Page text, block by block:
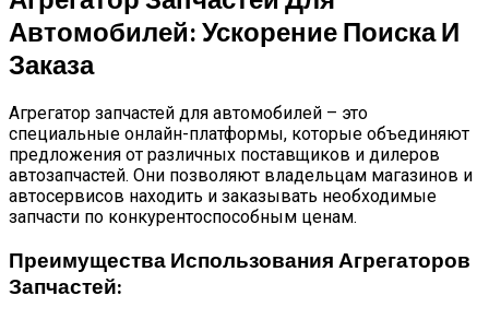
Автомобилей: Ускорение Поиска И
Заказа
Агрегатор запчастей для автомобилей – это
специальные онлайн-платформы, которые объединяют
предложения от различных поставщиков и дилеров
автозапчастей. Они позволяют владельцам магазинов и
автосервисов находить и заказывать необходимые
запчасти по конкурентоспособным ценам.
Преимущества Использования Агрегаторов
Запчастей: